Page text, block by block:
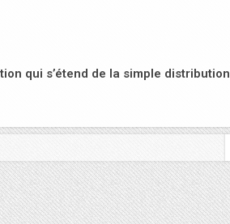
qui s’étend de la simple distribution